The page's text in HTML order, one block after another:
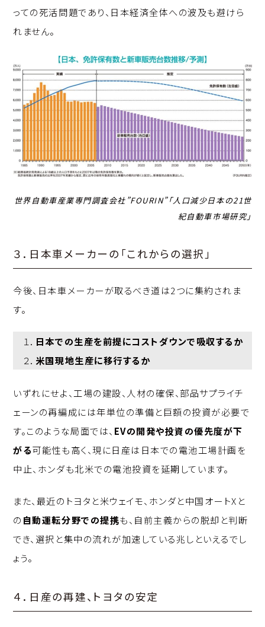
っての死活問題であり、日本経済全体への波及も避けら
れません。
世界自動車産業専門調査会社”FOURIN”「人口減少日本の21世
紀自動車市場研究」
３．日本車メーカーの「これからの選択」
今後、日本車メーカーが取るべき道は2つに集約されま
す。
１． 日本での生産を前提にコストダウンで吸収するか
２． 米国現地生産に移行するか
いずれにせよ、工場の建設、人材の確保、部品サプライチ
ェーンの再編成には年単位の準備と巨額の投資が必要で
す。このような局面では、 EVの開発や投資の優先度が下
がる可能性も高く、現に日産は日本での電池工場計画を
中止、ホンダも北米での電池投資を延期しています。
また、最近のトヨタと米ウェイモ、ホンダと中国オートXと
の 自動運転分野での提携も、自前主義からの脱却と判断
でき、選択と集中の流れが加速している兆しといえるでし
ょう。
４．日産の再建、トヨタの安定